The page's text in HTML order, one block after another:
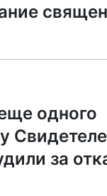
одного
за